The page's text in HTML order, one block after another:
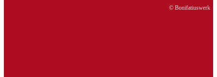
© Bonifatiuswerk